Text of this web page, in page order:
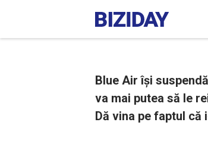
Blue Air își
va mai putea să le
Dă vina pe faptul